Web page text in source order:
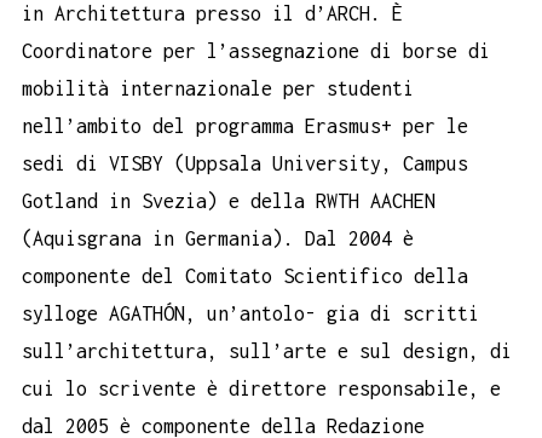
in Architettura presso il d’ARCH. È
Coordinatore per l’assegnazione di borse di
mobilità internazionale per studenti
nell’ambito del programma Erasmus+ per le
sedi di VISBY (Uppsala University, Campus
Gotland in Svezia) e della RWTH AACHEN
(Aquisgrana in Germania). Dal 2004 è
componente del Comitato Scientifico della
sylloge AGATHÓN, un’antolo- gia di scritti
sull’architettura, sull’arte e sul design, di
cui lo scrivente è direttore responsabile, e
dal 2005 è componente della Redazione